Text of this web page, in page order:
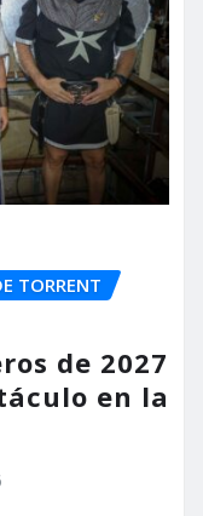
TORRENT
de 2027
en la